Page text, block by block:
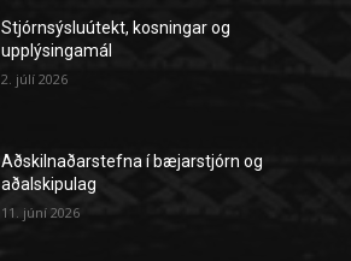
Stjórnsýsluútekt, kosningar og
upplýsingamál
2. júlí 2026
Aðskilnaðarstefna í bæjarstjórn og
aðalskipulag
11. júní 2026